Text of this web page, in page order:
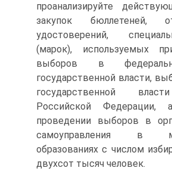
проанализируйте
закупок бюллетеней,
удостоверений,
(марок), используемых
выборов в
государственной власти,
государственной
Российской
проведении выборов в
самоуправления в
образованиях с числом
двухсот тысяч человек.